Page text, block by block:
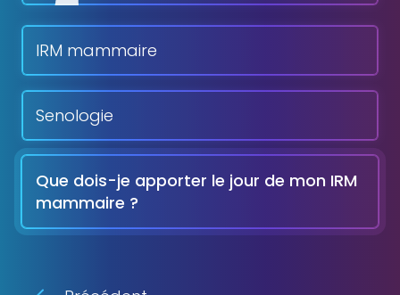
IRM mammaire
Senologie
Que dois-je apporter le jour de mon IRM
mammaire ?